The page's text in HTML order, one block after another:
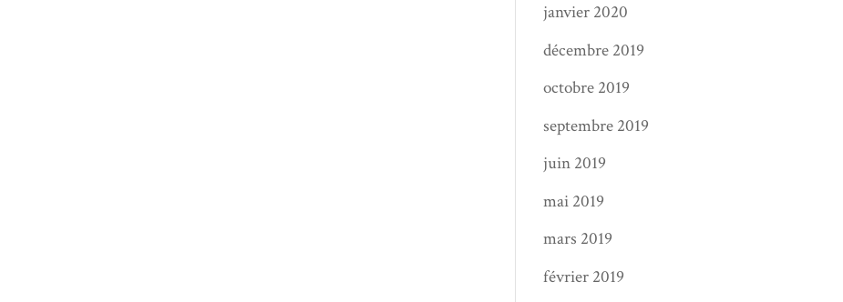
janvier 2020
décembre 2019
octobre 2019
septembre 2019
juin 2019
mai 2019
mars 2019
février 2019